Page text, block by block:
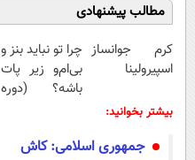
مطالب پیشنهادی
کرم جوانساز
اسپیرولینا
چرا تو نباید بنز و
بی‌ام‌و زیر پات
باشه؟ (دوره
بیشتر بخوانید:
جمهوری اسلامی: کاش